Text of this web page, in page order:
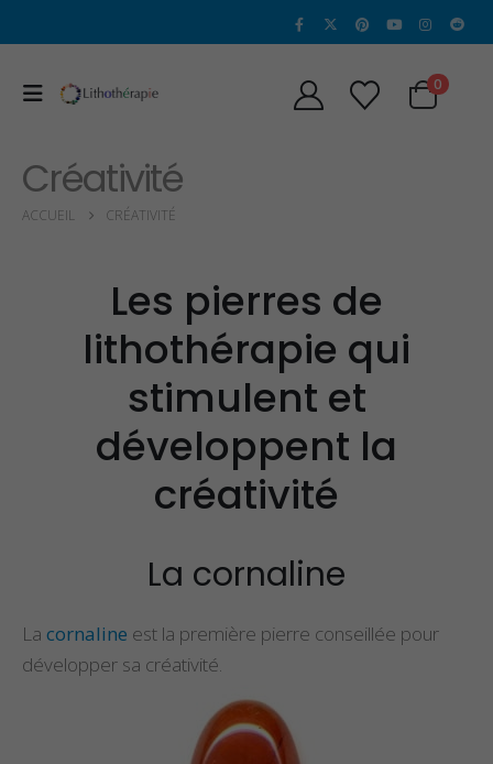
0
Créativité
ACCUEIL CRÉATIVITÉ
Les pierres de
lithothérapie qui
stimulent et
développent la
créativité
La cornaline
La cornaline est la première pierre conseillée pour
développer sa créativité.
Propriétés et Vertus
de la Pierre Épidote
Propriétés et Vertus
Propriétés et
de l’héliodore
du spinelle
Propriétés et
de la staurolite